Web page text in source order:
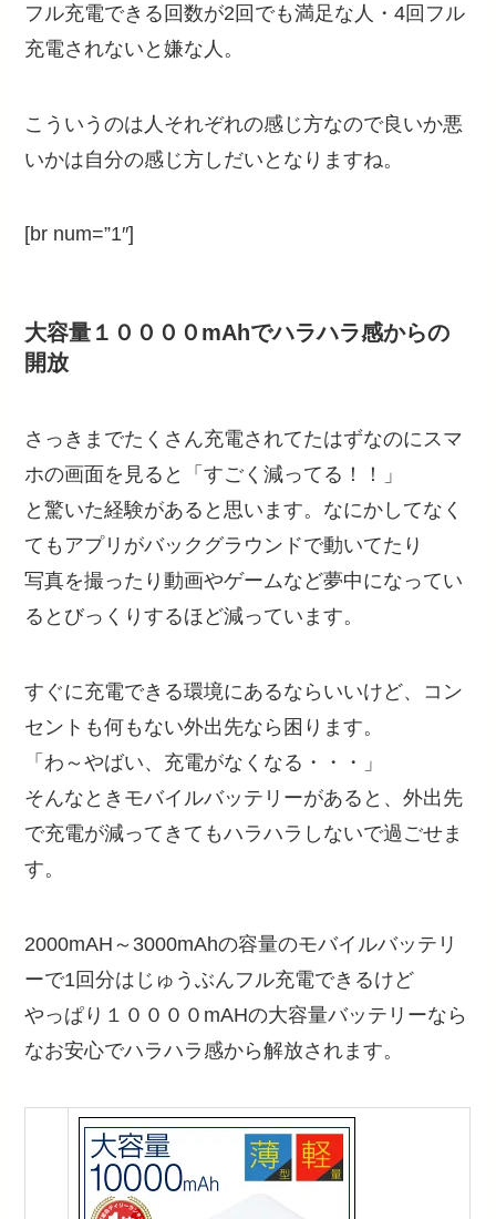
フル充電できる回数が2回でも満足な人・4回フル
充電されないと嫌な人。
こういうのは人それぞれの感じ方なので良いか悪
いかは自分の感じ方しだいとなりますね。
[br num=”1″]
大容量１００００mAhでハラハラ感からの
開放
さっきまでたくさん充電されてたはずなのにスマ
ホの画面を見ると「すごく減ってる！！」
と驚いた経験があると思います。なにかしてなく
てもアプリがバックグラウンドで動いてたり
写真を撮ったり動画やゲームなど夢中になってい
るとびっくりするほど減っています。
すぐに充電できる環境にあるならいいけど、コン
セントも何もない外出先なら困ります。
「わ～やばい、充電がなくなる・・・」
そんなときモバイルバッテリーがあると、外出先
で充電が減ってきてもハラハラしないで過ごせま
す。
2000mAH～3000mAhの容量のモバイルバッテリ
ーで1回分はじゅうぶんフル充電できるけど
やっぱり１００００mAHの大容量バッテリーなら
なお安心でハラハラ感から解放されます。